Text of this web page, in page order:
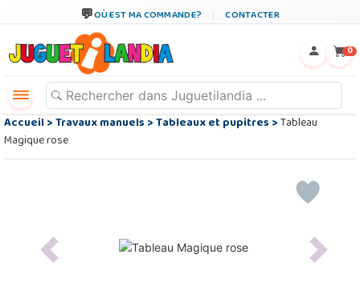
OÙ EST MA COMMANDE? CONTACTER
0
Accueil>Travaux manuels>Tableaux et pupitres>Tableau
Magique rose
Previous Next